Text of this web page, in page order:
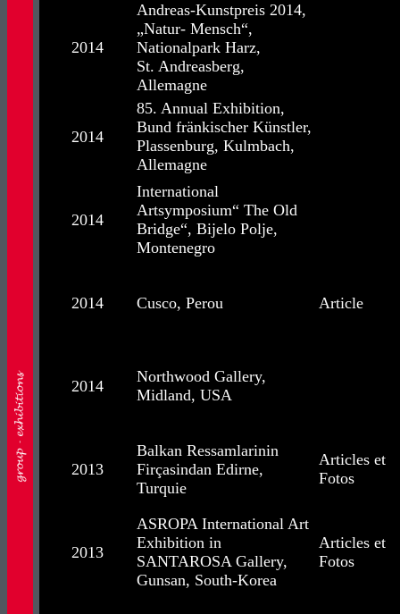
2014
Andreas-Kunstpreis 2014,
„Natur- Mensch“,
Nationalpark Harz,
St. Andreasberg,
Allemagne
2014
85. Annual Exhibition,
Bund fränkischer Künstler,
Plassenburg, Kulmbach,
Allemagne
2014
International
Artsymposium“ The Old
Bridge“, Bijelo Polje,
Montenegro
2014 Cusco, Perou Article
2014
Northwood Gallery,
Midland, USA
2013
Balkan Ressamlarinin
Firçasindan Edirne,
Turquie
Articles et
Fotos
2013
ASROPA International Art
Exhibition in
SANTAROSA Gallery,
Gunsan, South-Korea
Articles et
Fotos